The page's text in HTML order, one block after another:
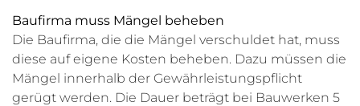
Baufirma muss Mängel beheben
Die Baufirma, die die Mängel verschuldet hat, muss
diese auf eigene Kosten beheben. Dazu müssen die
Mängel innerhalb der Gewährleistungspflicht
gerügt werden. Die Dauer beträgt bei Bauwerken 5